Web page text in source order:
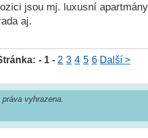
jsou mj. luxusní
aj.
- 1 - 2 3 4 5 6 Další >
vyhrazena.